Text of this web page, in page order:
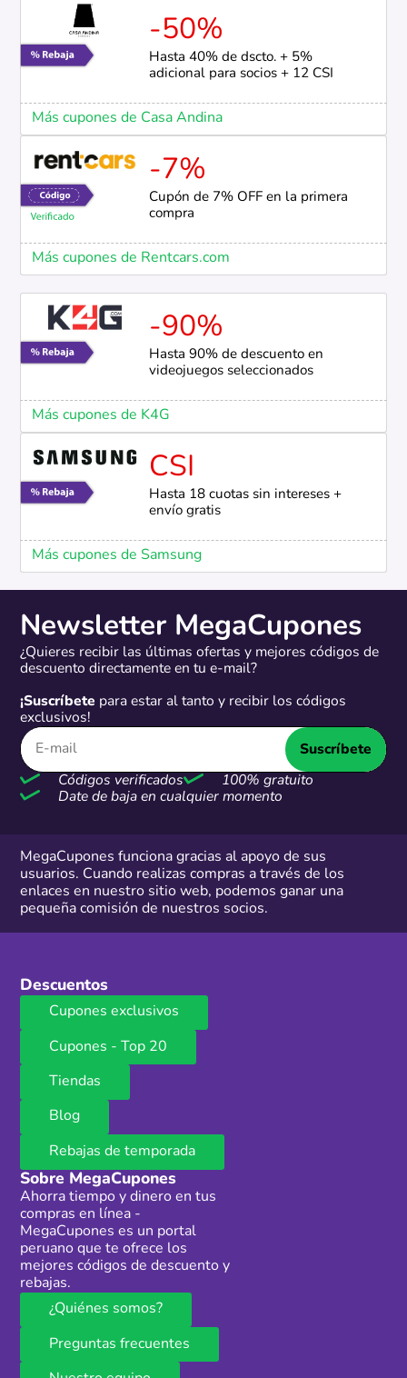
-50%
Hasta 40% de dscto. + 5%
adicional para socios + 12 CSI
Más cupones de Casa Andina
-7%
Cupón de 7% OFF en la primera
compra
Más cupones de Rentcars.com
-90%
Hasta 90% de descuento en
videojuegos seleccionados
Más cupones de K4G
CSI
Hasta 18 cuotas sin intereses +
envío gratis
Más cupones de Samsung
Newsletter MegaCupones
¿Quieres recibir las últimas ofertas y mejores códigos de
descuento directamente en tu e-mail?
¡Suscríbete para estar al tanto y recibir los códigos
exclusivos!
Suscríbete
Códigos verificados
100% gratuito
Date de baja en cualquier momento
MegaCupones funciona gracias al apoyo de sus
usuarios. Cuando realizas compras a través de los
enlaces en nuestro sitio web, podemos ganar una
pequeña comisión de nuestros socios.
Descuentos
Cupones exclusivos
Cupones - Top 20
Tiendas
Blog
Rebajas de temporada
Sobre MegaCupones
Ahorra tiempo y dinero en tus
compras en línea -
MegaCupones es un portal
peruano que te ofrece los
mejores códigos de descuento y
rebajas.
¿Quiénes somos?
Preguntas frecuentes